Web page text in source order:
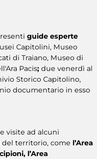
guide esperte
Capitolini, Museo
di Traiano, Museo di
Pacis; due venerdì al
Storico Capitolino,
documentario in esso
visite ad alcuni
territorio, come l’Area
l’Area